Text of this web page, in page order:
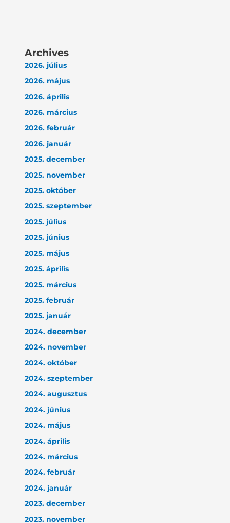
Archives
2026. július
2026. május
2026. április
2026. március
2026. február
2026. január
2025. december
2025. november
2025. október
2025. szeptember
2025. július
2025. június
2025. május
2025. április
2025. március
2025. február
2025. január
2024. december
2024. november
2024. október
2024. szeptember
2024. augusztus
2024. június
2024. május
2024. április
2024. március
2024. február
2024. január
2023. december
2023. november